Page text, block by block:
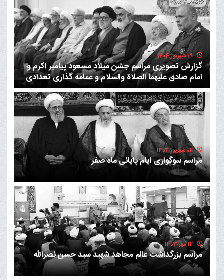
19 شهریور 1404
گزارش تصویری مراسم جشن میلاد مسعود پیامبر اکرم و
امام صادق علیهما الصلاة والسلام و عمامه گذاری تعدادی
از طلاب حوزه عملیه
02 شهریور 1404
مراسم سوگواری ایام پایانی ماه صفر
12 مهر 1403
مراسم بزرگداشت عالم مجاهد شهید سید حسن نصرالله